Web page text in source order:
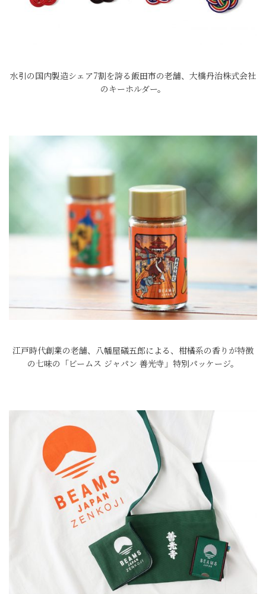
水引の国内製造シェア7割を誇る飯田市の老舗、大橋丹治株式会社
のキーホルダー。
江戸時代創業の老舗、八幡屋礒五郎による、柑橘系の香りが特徴
の七味の「ビームス ジャパン 善光寺」特別パッケージ。